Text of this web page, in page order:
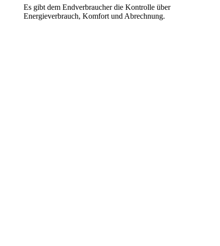
Es gibt dem Endverbraucher die Kontrolle über
Energieverbrauch, Komfort und Abrechnung.